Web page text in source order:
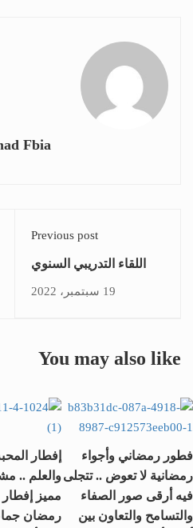
Fbia
Previous post
اللقاء التدريبي السنوي
19 سبتمبر، 2022
You may also like
فطور رمضاني وأجواء
رمضانية لا تعوض .. تتجلى
فيه أرقى صور الصفاء
والتسامح والتعاون بين
إفطار
والعلم ..
مميز إفطار
رمضان